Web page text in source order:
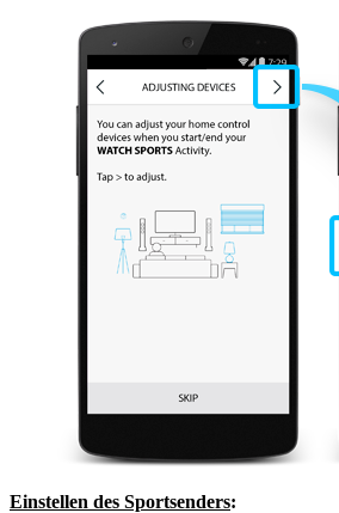
Einstellen des Sportsenders: